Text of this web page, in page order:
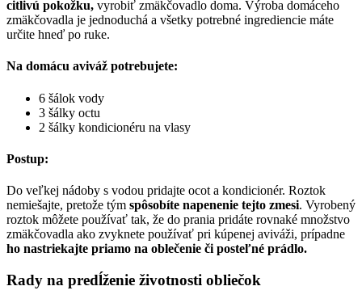
citlivú pokožku, vyrobiť zmäkčovadlo doma. Výroba domáceho
zmäkčovadla je jednoduchá a všetky potrebné ingrediencie máte
určite hneď po ruke.
Na domácu aviváž potrebujete:
6 šálok vody
3 šálky octu
2 šálky kondicionéru na vlasy
Postup:
Do veľkej nádoby s vodou pridajte ocot a kondicionér. Roztok
nemiešajte, pretože tým spôsobíte napenenie tejto zmesi. Vyrobený
roztok môžete používať tak, že do prania pridáte rovnaké množstvo
zmäkčovadla ako zvyknete používať pri kúpenej aviváži, prípadne
ho nastriekajte priamo na oblečenie či posteľné prádlo.
Rady na predĺženie životnosti obliečok